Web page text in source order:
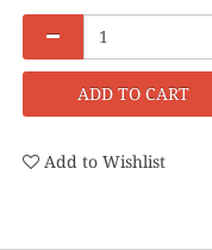
ADD TO CART
Add to Wishlist